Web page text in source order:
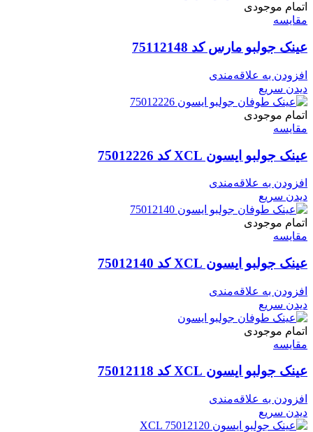
اتمام موجودی
مقایسه
عینک جولبو مارس کد 75112148
افزودن به علاقه‌مندی
دیدن سریع
اتمام موجودی
مقایسه
عینک جولبو ایسون XCL کد 75012226
افزودن به علاقه‌مندی
دیدن سریع
اتمام موجودی
مقایسه
عینک جولبو ایسون XCL کد 75012140
افزودن به علاقه‌مندی
دیدن سریع
اتمام موجودی
مقایسه
عینک جولبو ایسون XCL کد 75012118
افزودن به علاقه‌مندی
دیدن سریع